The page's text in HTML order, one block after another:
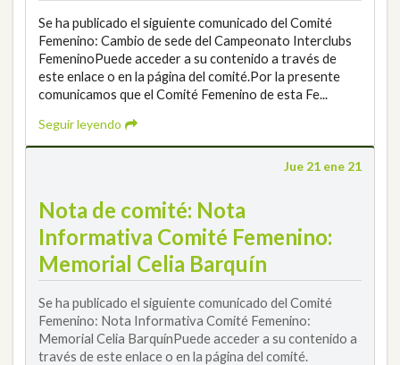
Se ha publicado el siguiente comunicado del Comité
Femenino: Cambio de sede del Campeonato Interclubs
FemeninoPuede acceder a su contenido a través de
este enlace o en la página del comité.Por la presente
comunicamos que el Comité Femenino de esta Fe...
Seguir leyendo
Jue 21 ene 21
Nota de comité: Nota
Informativa Comité Femenino:
Memorial Celia Barquín
Se ha publicado el siguiente comunicado del Comité
Femenino: Nota Informativa Comité Femenino:
Memorial Celia BarquínPuede acceder a su contenido a
través de este enlace o en la página del comité.